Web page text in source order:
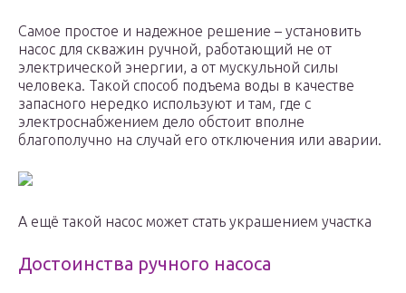
Самое простое и надежное решение – установить
насос для скважин ручной, работающий не от
электрической энергии, а от мускульной силы
человека. Такой способ подъема воды в качестве
запасного нередко используют и там, где с
электроснабжением дело обстоит вполне
благополучно на случай его отключения или аварии.
А ещё такой насос может стать украшением участка
Достоинства ручного насоса